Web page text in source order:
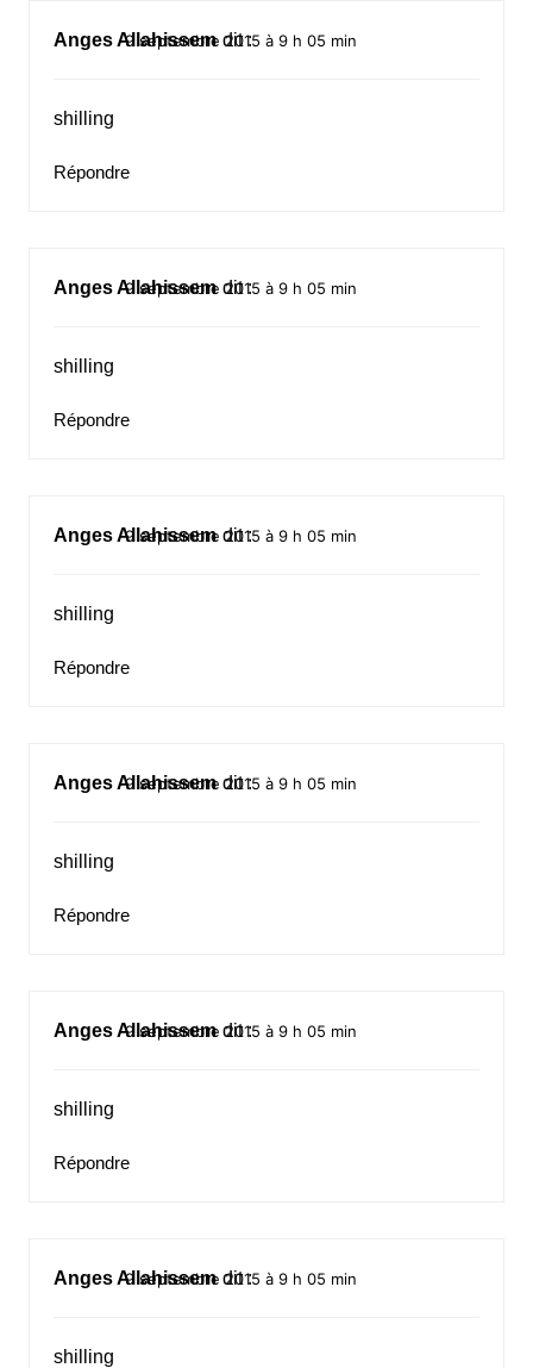
Anges Allahissem dit :
9 septembre 2015 à 9 h 05 min
shilling
Répondre
Anges Allahissem dit :
9 septembre 2015 à 9 h 05 min
shilling
Répondre
Anges Allahissem dit :
9 septembre 2015 à 9 h 05 min
shilling
Répondre
Anges Allahissem dit :
9 septembre 2015 à 9 h 05 min
shilling
Répondre
Anges Allahissem dit :
9 septembre 2015 à 9 h 05 min
shilling
Répondre
Anges Allahissem dit :
9 septembre 2015 à 9 h 05 min
shilling